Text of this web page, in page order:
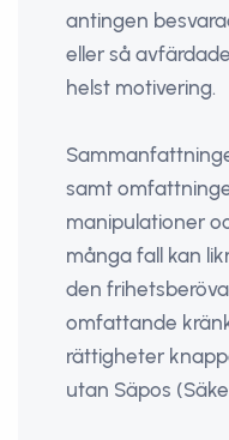
antingen
eller så
helst motivering.
samt
manipulationer
många fall kan
den
omfattande
rättigheter
utan Säpos